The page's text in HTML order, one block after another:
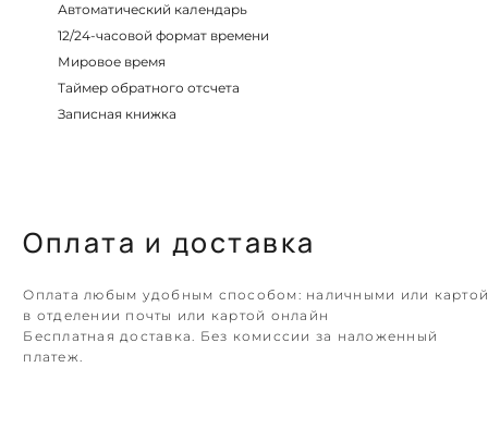
Автоматический календарь
12/24-часовой формат времени
Мировое время
Таймер обратного отсчета
Записная книжка
Оплата и доставка
Оплата любым удобным способом: наличными или
в отделении почты или картой онлайн
Бесплатная доставка. Без комиссии за наложенный
платеж.